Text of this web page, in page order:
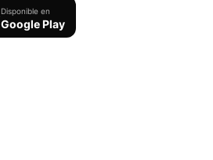
Disponible en
Google Play